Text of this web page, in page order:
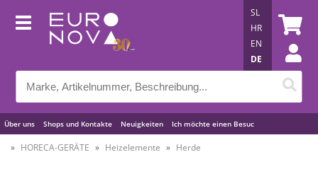
Über uns Shops und Kontakte Neuigkeiten Ich möchte einen Besuc
Nützliche Tipps
SL
HR
EN
DE
HORECA-GERÄTE Heizelemente Herde